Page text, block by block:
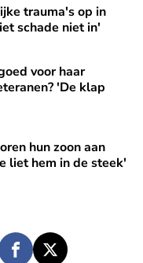
trauma's op in
schade niet in'
in Libanon: 'Defensie
voor haar
'De klap
getraumatiseerde
hun zoon aan
liet hem in de steek'
aan zelfdoding: